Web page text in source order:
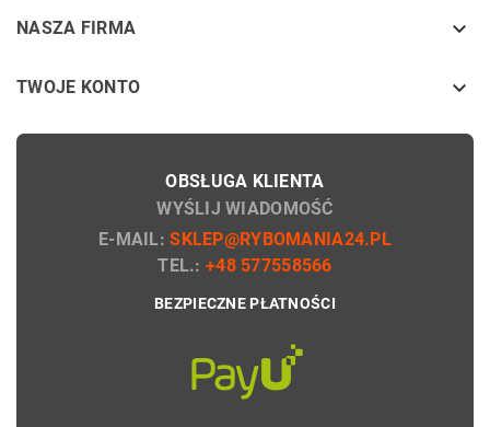
NASZA FIRMA keyboard_arrow_down
TWOJE KONTO 
OBSŁUGA KLIENTA
WYŚLIJ WIADOMOŚĆ
E-MAIL:SKLEP@RYBOMANIA24.PL
TEL.:+48 577558566
BEZPIECZNE PŁATNOŚCI